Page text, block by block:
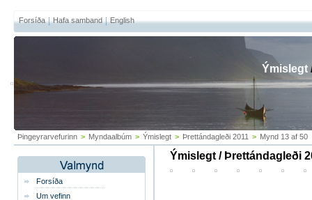
Forsíða Hafa samband English
Þingeyrarvefurinn > Myndaalbúm > Ýmislegt > Þrettándagleði 2011 > Mynd 13 af 50
Forsíða
Um vefinn
Ýmislegt / Þrettándagleði
Ýmislegt